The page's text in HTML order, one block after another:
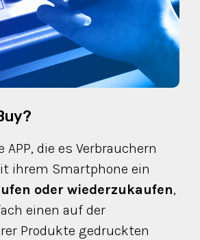
APP, die es Verbrauchern
ihrem Smartphone ein
oder wiederzukaufen,
einen auf der
Produkte gedruckten